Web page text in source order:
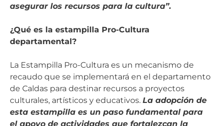
asegurar los recursos para la cultura”.
¿Qué es la estampilla Pro-Cultura
departamental?
La Estampilla Pro-Cultura es un mecanismo de
recaudo que se implementará en el departamento
de Caldas para destinar recursos a proyectos
culturales, artísticos y educativos. La adopción de
esta estampilla es un paso fundamental para
el apoyo de actividades que fortalezcan la